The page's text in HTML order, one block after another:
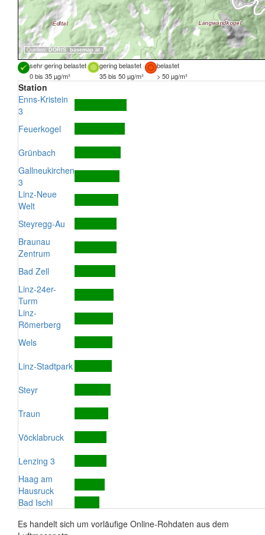
Quellen: DORIS, basemap.at
sehr gering belastet gering belastet
belastet
0 bis 35 µg/m³
35 bis 50 µg/m³ > 50 µg/m³
Station
Enns-Kristein
3
Feuerkogel
Grünbach
Gallneukirchen
3
Linz-Neue
Welt
Steyregg-Au
Braunau
Zentrum
Bad Zell
Linz-24er-
Turm
Linz-
Römerberg
Wels
Linz-Stadtpark
Steyr
Traun
Vöcklabruck
Lenzing 3
Haag am
Hausruck
Bad Ischl
Es handelt sich um vorläufige Online-Rohdaten aus dem